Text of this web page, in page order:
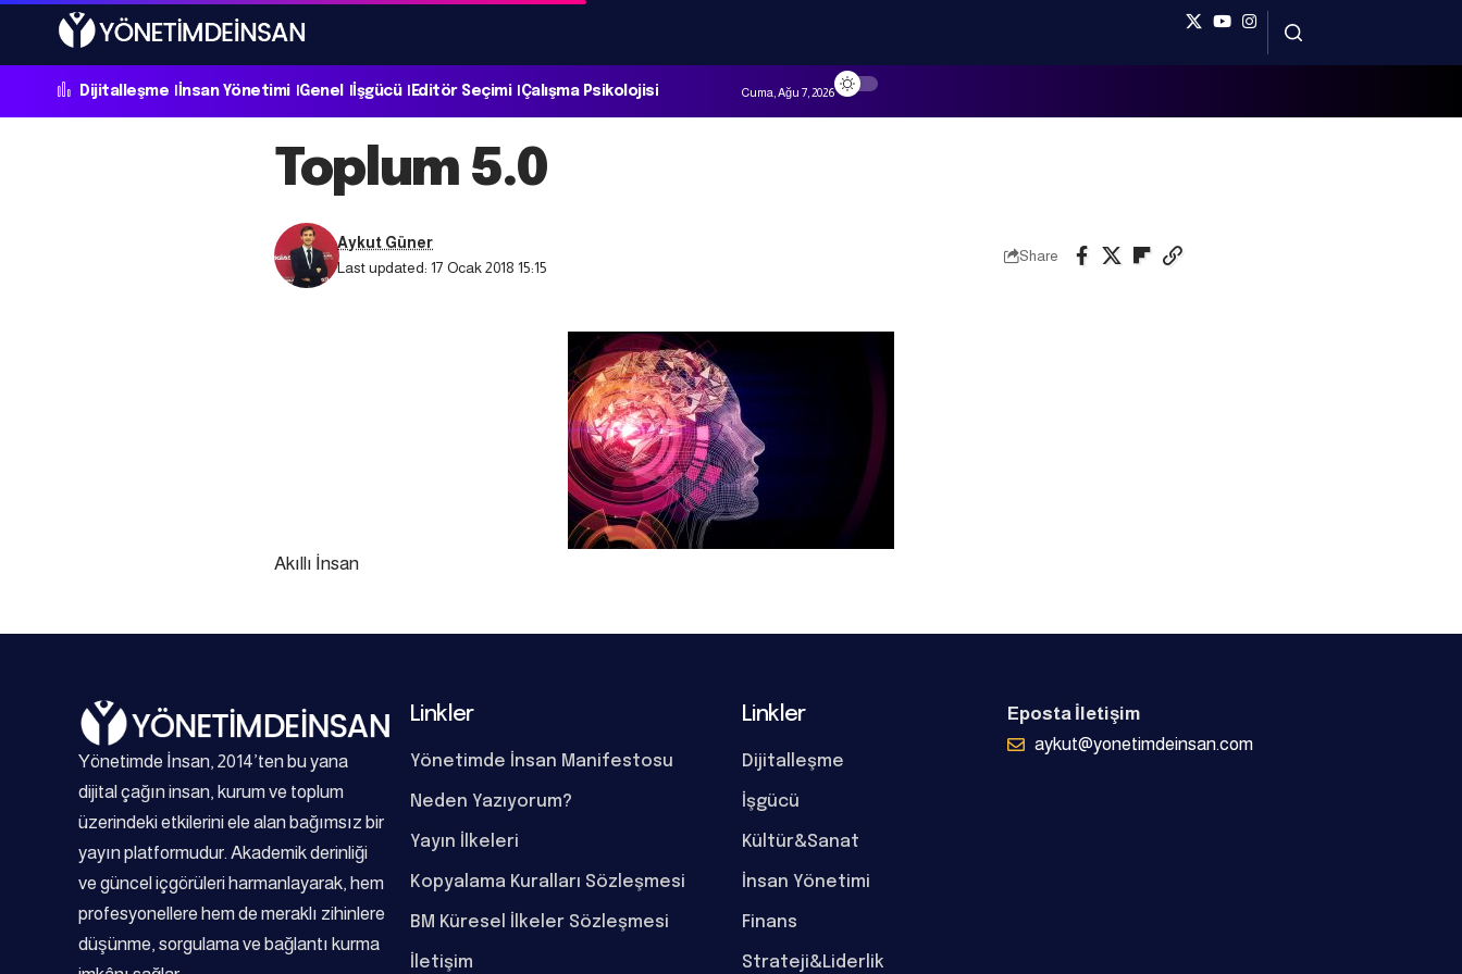
Dijitalleşme İnsan Yönetimi Genel İşgücü Editör Seçimi Çalışma Psikolojisi Cuma, Ağu 7, 2026
Toplum 5.0
Last updated: 17 Ocak 2018 15:15
Aykut Güner
Share
Akıllı İnsan
Yönetimde İnsan, 2014’ten bu yana
dijital çağın insan, kurum ve toplum
üzerindeki etkilerini ele alan bağımsız bir
yayın platformudur. Akademik derinliği
ve güncel içgörüleri harmanlayarak, hem
profesyonellere hem de meraklı zihinlere
düşünme, sorgulama ve bağlantı kurma
Linkler
Yönetimde İnsan Manifestosu
Neden Yazıyorum?
Yayın İlkeleri
Kopyalama Kuralları Sözleşmesi
BM Küresel İlkeler Sözleşmesi
İletişim
Linkler
Dijitalleşme
İşgücü
Kültür&Sanat
İnsan Yönetimi
Finans
Strateji&Liderlik
Eposta İletişim
aykut@yonetimdeinsan.com